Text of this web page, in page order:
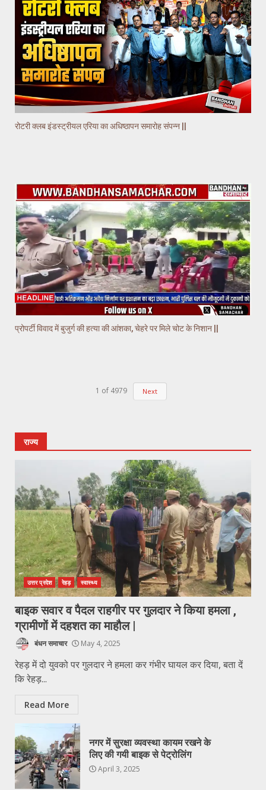
रोटरी क्लब इंडस्ट्रीयल एरिया का अधिष्ठापन समारोह संपन्न ||
प्रोपर्टी विवाद में बुजुर्ग की हत्या की आंशका, चेहरे पर मिले चोट के निशान ||
1 of 4979 Next
राज्य
उत्तर प्रदेश रेहड़ स्वास्थ्य
बाइक सवार व पैदल राहगीर पर गुलदार ने किया हमला ,
ग्रामीणों में दहशत का माहौल |
बंधन समाचार May 4, 2025
रेहड़ में दो युवको पर गुलदार ने हमला कर गंभीर घायल कर दिया, बता दें
कि रेहड़...
Read More
नगर में सुरक्षा व्यवस्था कायम रखने के
लिए की गयी बाइक से पेट्रोलिंग
April 3, 2025